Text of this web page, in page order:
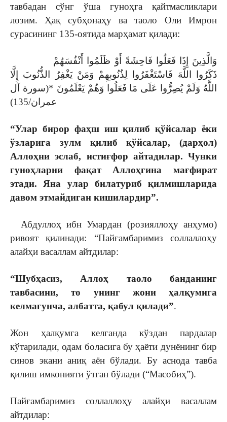
тавбадан сўнг ўша гуноҳга қайтмасликлари
лозим. Ҳақ субҳонаҳу ва таоло Оли Имрон
сурасининг 135-оятида марҳамат қилади:
ذَكَرُوا اللَّهَ فَاسْتَغْفَرُوا لِذُنُوبِهِمْ وَمَنْ يَغْفِرُ الذُّنُوبَ إِلَّا
اللَّهُ وَلَمْ يُصِرُّوا عَلَى مَا فَعَلُوا وَهُمْ يَعْلَمُونَ *(سورة آل
عمران/135)
“Улар бирор фаҳш иш қилиб қўйсалар ёки
ўзларига зулм қилиб қўйсалар, (дарҳол)
Аллоҳни эслаб, истиғфор айтадилар. Чунки
гуноҳларни фақат Аллоҳгина мағфират
этади. Яна улар билатуриб қилмишларида
давом этмайдиган кишилардир”.
Абдуллоҳ ибн Умардан (розияллоҳу анҳумо)
ривоят қилинади: “Пайғамбаримиз соллаллоҳу
алайҳи васаллам айтдилар:
“Шубҳасиз, Аллоҳ таоло банданинг
тавбасини, то унинг жони ҳалқумига
кeлмагунча, албатта, қабул қилади”.
Жон ҳалқумга кeлганда кўздан пардалар
кўтарилади, одам боласига бу ҳаёти дунёнинг бир
синов экани аниқ аён бўлади. Бу аснода тавба
қилиш имконияти ўтган бўлади (“Масобиҳ”).
Пайғамбаримиз соллаллоҳу алайҳи васаллам
айтдилар: